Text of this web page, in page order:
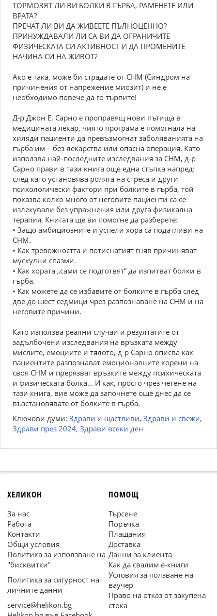
ТОРМОЗЯТ ЛИ ВИ БОЛКИ В ГЪРБА, РАМЕНЕТЕ ИЛИ
ВРАТА?
ПРЕЧАТ ЛИ ВИ ДА ЖИВЕЕТЕ ПЪЛНОЦЕННО?
ПРИНУЖДАВАЛИ ЛИ СА ВИ ДА ОГРАНИЧИТЕ
ФИЗИЧЕСКАТА СИ АКТИВНОСТ И ДА ПРОМЕНИТЕ
НАЧИНА СИ НА ЖИВОТ?
Ако е така, може би страдате от СНМ (Синдром на
причинения от напрежение миозит) и не е
необходимо повече да го търпите!
Д-р Джон Е. Сарно е проправящ нови пътища в
медицината лекар, чиято програма е помогнала на
хиляди пациенти да превъзмогнат заболяванията на
гърба им – без лекарства или опасна операция. Като
използва най-последните изследвания за СНМ, д-р
Сарно прави в тази книга още една стъпка напред:
след като установява ролята на стреса и други
психологически фактори при болките в гърба, той
показва колко много от неговите пациенти са се
излекували без упражнения или друга физикална
терапия. Книгата ще ви помогне да разберете:
• Защо амбициозните и успели хора са податливи на
СНМ.
• Как тревожността и потиснатият гняв причиняват
мускулни спазми.
• Как хората „сами се подготвят“ да изпитват болки в
гърба.
• Как можете да се избавите от болките в гърба след
две до шест седмици чрез разпознаване на СНМ и на
неговите причини.
Като използва реални случаи и резултатите от
задълбочени изследвания на връзката между
мислите, емоциите и тялото, д-р Сарно описва как
пациентите разпознават емоционалните корени на
своя СНМ и прерязват връзките между психическата
и физическата болка... И как, просто чрез четене на
тази книга, вие може да започнете още днес да се
възстановявате от болките в гърба.
Ключови думи: Здрави и щастливи, Здрави и свежи,
Здрави през 2024, Здрави всеки ден
ХЕЛИКОН
За нас
Работа
Контакти
Общи условия
Политика за използване на
"бисквитки"
Политика за сигурност на
личните данни
service@helikon.bg
ПОМОЩ
Търсене
Поръчка
Плащания
Доставка
Данни за клиента
Как да свалим е-книги
Условия за ползване на
ваучер
Право на отказ от закупена
стока